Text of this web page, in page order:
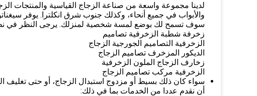
لدينا مجموعة واسعة من صناعة الزجاج القياسية والمنتجات
والأبواب في جميع أنحاء، وكذلك جنوب شرق انكلترا. يوفر
سوف تسمح لك بوضع لمسة شخصية لمنزلك. يرجى النظر في
زخرفة شطبة الزخرفية تصاميم
الزخرفية التصاميم الجورجية الزجاج
الديكور المزخرف تصاميم الزجاج
زخارف الزجاج الملون الزخرفية
الزخرفية مركب تصاميم الزجاج
سواء كان ذلك بسيط أو مزدوج استبدال الزجاج، أو حتى تغليف
أن نقدم عددا من الخدمات بما في ذلك: